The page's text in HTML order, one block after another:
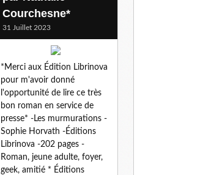
Courchesne*
31 Juillet 2023
*Merci aux Édition Librinova
pour m'avoir donné
l'opportunité de lire ce très
bon roman en service de
presse* -Les murmurations -
Sophie Horvath -Éditions
Librinova -202 pages -
Roman, jeune adulte, foyer,
geek, amitié * Éditions